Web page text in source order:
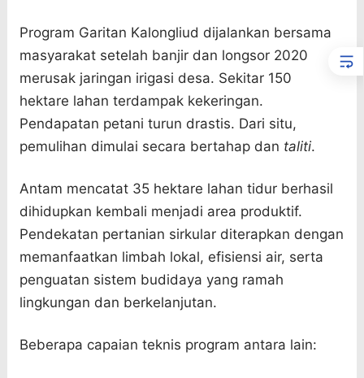
Program Garitan Kalongliud dijalankan bersama
masyarakat setelah banjir dan longsor 2020
merusak jaringan irigasi desa. Sekitar 150
hektare lahan terdampak kekeringan.
Pendapatan petani turun drastis. Dari situ,
pemulihan dimulai secara bertahap dan taliti.
Antam mencatat 35 hektare lahan tidur berhasil
dihidupkan kembali menjadi area produktif.
Pendekatan pertanian sirkular diterapkan dengan
memanfaatkan limbah lokal, efisiensi air, serta
penguatan sistem budidaya yang ramah
lingkungan dan berkelanjutan.
Beberapa capaian teknis program antara lain: